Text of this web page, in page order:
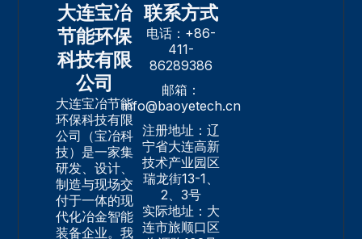
大连宝冶
节能环保
科技有限
公司
大连宝冶节能
环保科技有限
公司（宝冶科
技）是一家集
研发、设计、
制造与现场交
付于一体的现
代化冶金智能
装备企业。我
联系方式
电话：+86-
411-
86289386
邮箱：
info@baoyetech.cn
注册地址：辽
宁省大连高新
技术产业园区
瑞龙街13-1、
2、3号
实际地址：大
连市旅顺口区